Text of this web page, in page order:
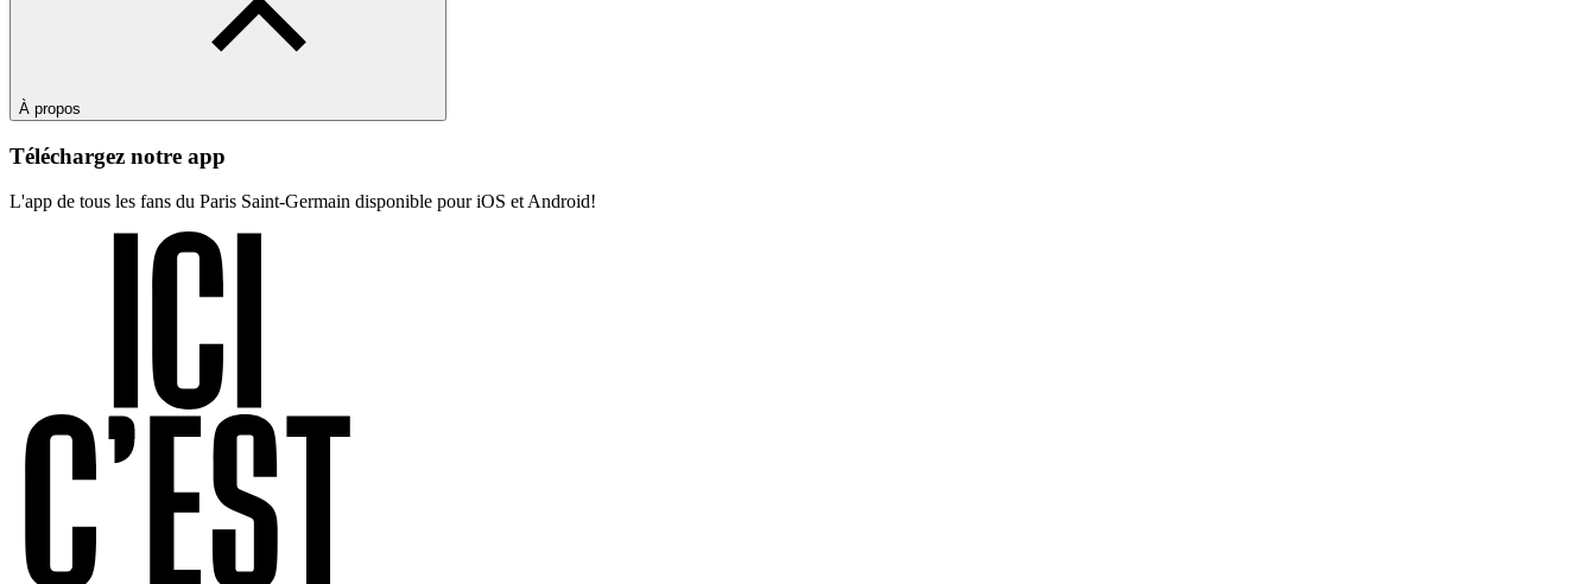
À propos
Téléchargez notre app
L'app de tous les fans du Paris Saint-Germain disponible pour iOS et Android!